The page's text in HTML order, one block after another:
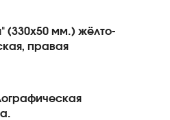
(330х50 мм.) жёлто-
правая